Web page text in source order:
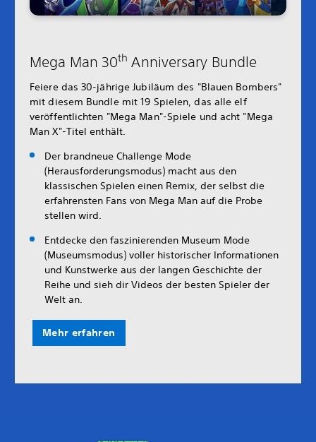
Mega Man 30th Anniversary Bundle
Feiere das 30-jährige Jubiläum des "Blauen Bombers"
mit diesem Bundle mit 19 Spielen, das alle elf
veröffentlichten "Mega Man"-Spiele und acht "Mega
Man X"-Titel enthält.
Der brandneue Challenge Mode
(Herausforderungsmodus) macht aus den
klassischen Spielen einen Remix, der selbst die
erfahrensten Fans von Mega Man auf die Probe
stellen wird.
Entdecke den faszinierenden Museum Mode
(Museumsmodus) voller historischer Informationen
und Kunstwerke aus der langen Geschichte der
Reihe und sieh dir Videos der besten Spieler der
Welt an.
Mehr erfahren